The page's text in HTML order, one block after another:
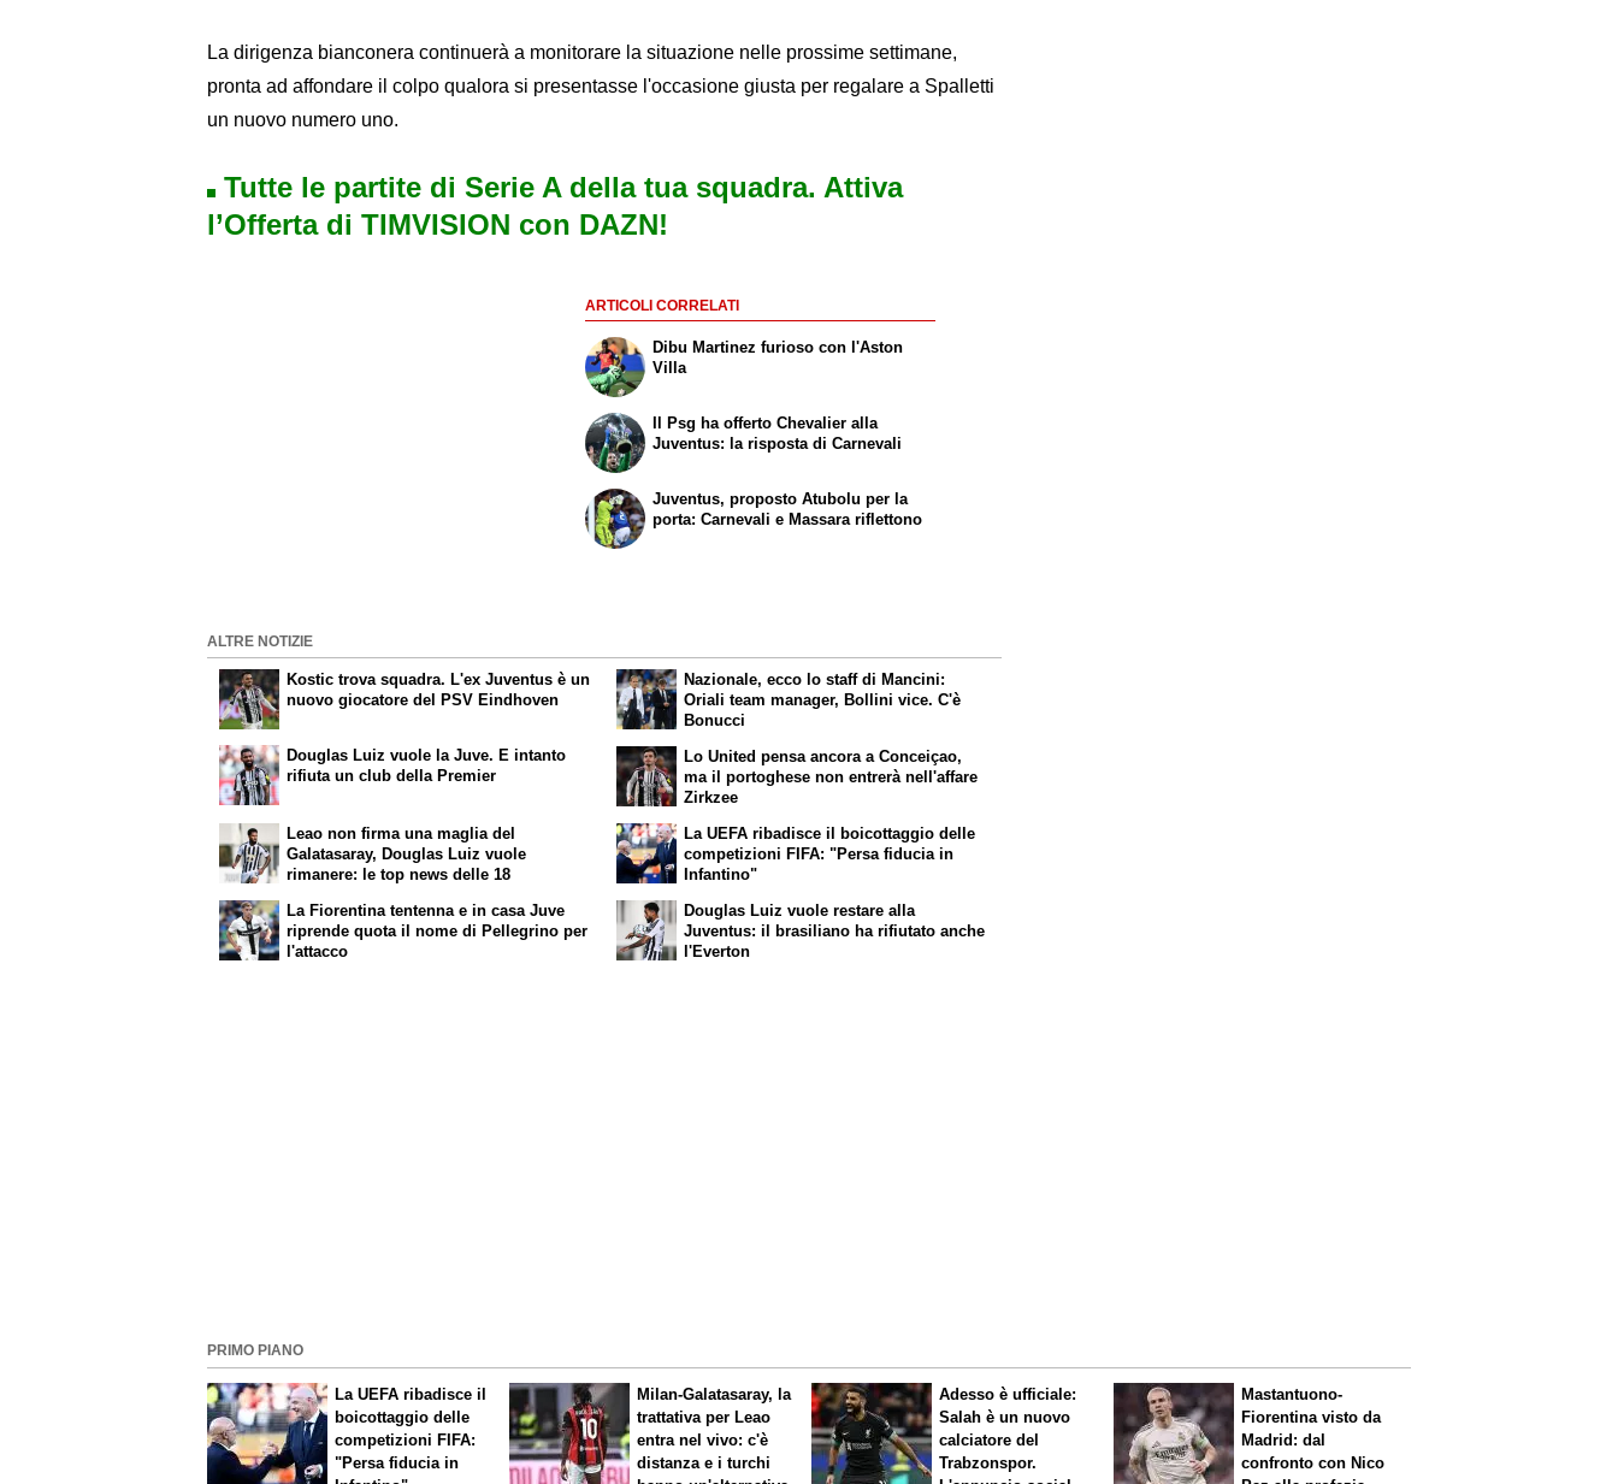
La dirigenza bianconera continuerà a monitorare la situazione nelle prossime settimane,
pronta ad affondare il colpo qualora si presentasse l'occasione giusta per regalare a Spalletti
un nuovo numero uno.
Tutte le partite di Serie A della tua squadra. Attiva
l’Offerta di TIMVISION con DAZN!
ARTICOLI CORRELATI
Dibu Martinez furioso con l'Aston
Villa
Il Psg ha offerto Chevalier alla
Juventus: la risposta di Carnevali
Juventus, proposto Atubolu per la
porta: Carnevali e Massara riflettono
ALTRE NOTIZIE
Kostic trova squadra. L'ex Juventus è un
nuovo giocatore del PSV Eindhoven
Douglas Luiz vuole la Juve. E intanto
rifiuta un club della Premier
Nazionale, ecco lo staff di Mancini:
Oriali team manager, Bollini vice. C'è
Bonucci
Lo United pensa ancora a Conceiçao,
ma il portoghese non entrerà nell'affare
Zirkzee
Leao non firma una maglia del
Galatasaray, Douglas Luiz vuole
rimanere: le top news delle 18
La Fiorentina tentenna e in casa Juve
riprende quota il nome di Pellegrino per
l'attacco
La UEFA ribadisce il boicottaggio delle
competizioni FIFA: "Persa fiducia in
Infantino"
Douglas Luiz vuole restare alla
Juventus: il brasiliano ha rifiutato anche
l'Everton
PRIMO PIANO
La UEFA ribadisce il
boicottaggio delle
competizioni FIFA:
"Persa fiducia in
Milan-Galatasaray, la
trattativa per Leao
entra nel vivo: c'è
distanza e i turchi
Adesso è ufficiale:
Salah è un nuovo
calciatore del
Trabzonspor.
Mastantuono-
Fiorentina visto da
Madrid: dal
confronto con Nico